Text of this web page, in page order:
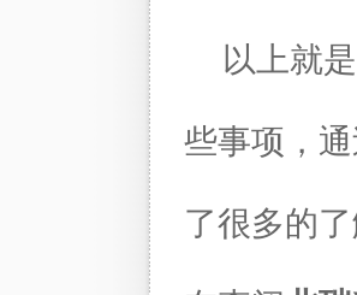
以上就是
些事项，
了很多的